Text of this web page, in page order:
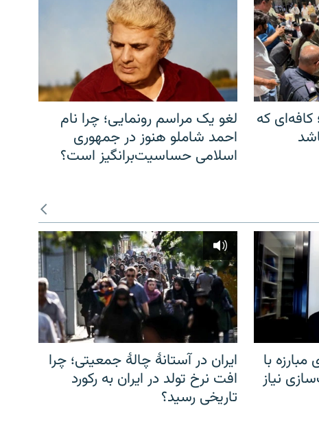
که
لغو یک مراسم رونمایی؛ چرا نام
احمد شاملو هنوز در جمهوری
اسلامی حساسیت‌برانگیز است؟
با
نیاز
ایران در آستانهٔ چالهٔ جمعیتی؛ چرا
افت نرخ تولد در ایران به رکورد
تاریخی رسید؟